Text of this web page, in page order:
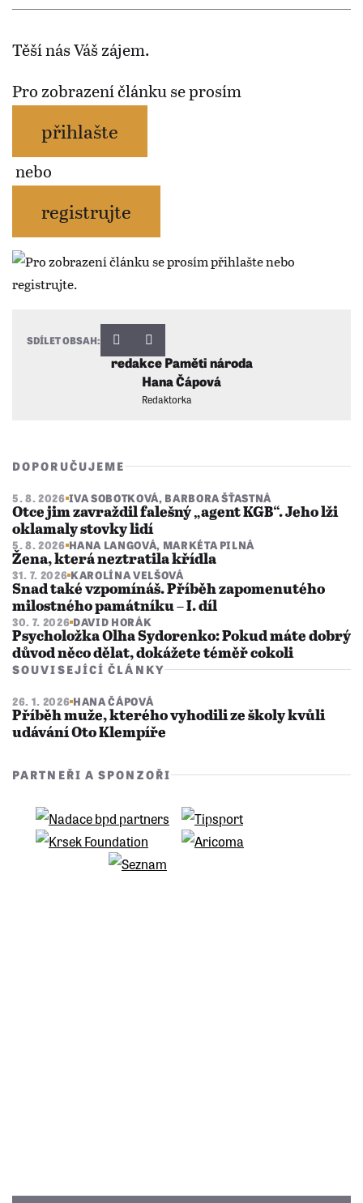
Těší nás Váš zájem.
Pro zobrazení článku se prosím
přihlašte
nebo
registrujte
Hana Čápová
Redaktorka
redakce Paměti národa
SDÍLET OBSAH:
DOPORUČUJEME
5. 8. 2026 IVA SOBOTKOVÁ, BARBORA ŠŤASTNÁ
Otce jim zavraždil falešný „agent KGB“. Jeho lži
oklamaly stovky lidí
5. 8. 2026 HANA LANGOVÁ, MARKÉTA PILNÁ
Žena, která neztratila křídla
31. 7. 2026 KAROLÍNA VELŠOVÁ
Snad také vzpomínáš. Příběh zapomenutého
milostného památníku – I. díl
30. 7. 2026 DAVID HORÁK
Psycholožka Olha Sydorenko: Pokud máte dobrý
důvod něco dělat, dokážete téměř cokoli
SOUVISEJÍCÍ ČLÁNKY
26. 1. 2026 HANA ČÁPOVÁ
Příběh muže, kterého vyhodili ze školy kvůli
udávání Oto Klempíře
PARTNEŘI A SPONZOŘI